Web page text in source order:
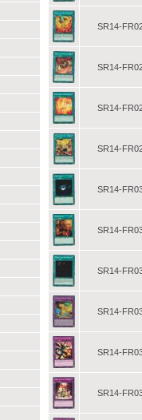
SR14-
SR14-
SR14-
SR14-
SR14-
SR14-
SR14-
SR14-
SR14-
SR14-